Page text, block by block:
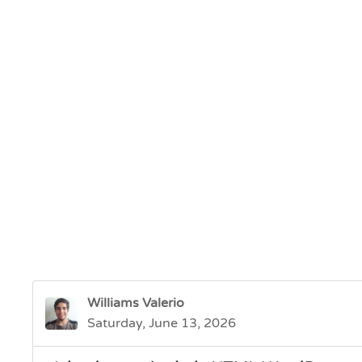
Williams Valerio
Saturday, June 13, 2026